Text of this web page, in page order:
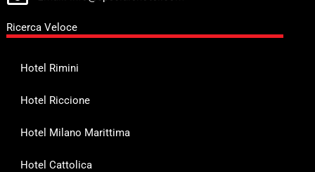
Ricerca Veloce
Hotel Rimini
Hotel Riccione
Hotel Milano Marittima
Hotel Cattolica